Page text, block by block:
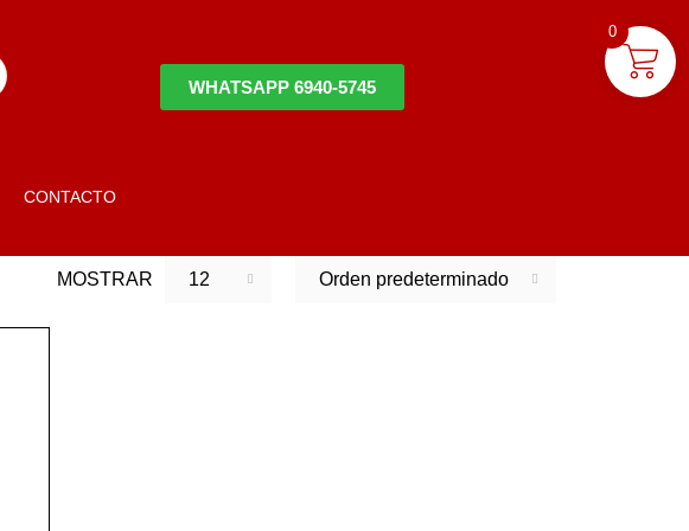
WHATSAPP 6940-5745
CONTACTO
Orden predeterminado
MOSTRAR 12
0